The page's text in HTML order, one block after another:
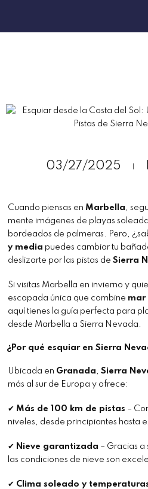
03/27/2025
Cuando piensas en Marbella ,
mente imágenes de playas
bordeados de palmeras. Pero,
y media puedes cambiar tu
deslizarte por las pistas de Sierra
Si visitas Marbella en invierno y
escapada única que combine mar
aquí tienes la guía perfecta para
desde Marbella a Sierra Nevada.
¿Por qué esquiar en Sierra
Ubicada en Granada Sierra
más al sur de Europa y ofrece:
✔ Más de 100 km de pistas –
niveles, desde principiantes hasta
✔ Nieve garantizada – Gracias a
las condiciones de nieve son
✔ Clima soleado y